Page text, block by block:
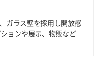
ガラス壁を採用し開放感
ョンや展示、物販など